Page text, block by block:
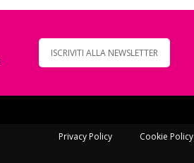
ISCRIVITI ALLA NEWSLETTER
Privacy Policy Cookie Policy